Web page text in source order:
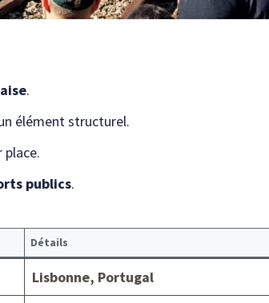
.
élément structurel.
place.
publics.
Détails
Lisbonne, Portugal